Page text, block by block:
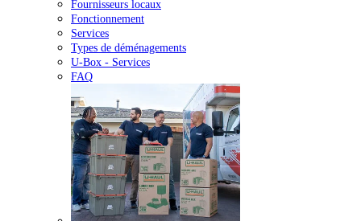
Fournisseurs locaux
Fonctionnement
Services
Types de déménagements
U-Box - Services
FAQ